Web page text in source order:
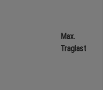
Max.
Traglast